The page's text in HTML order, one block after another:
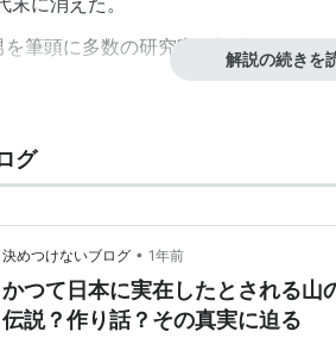
を筆頭に多数の研究家が調査をして
サンカの子孫」を自称し、その一族
は「風の王国」でケンシ*1という一族
材し創作されたサンカを登場させてい
は『骸骨の黒穂』『犬神博士
「世間師(ショケンシ)」という呼称
解説の続きを
グ
決めつけないブログ • 1年前
かつて日本に実在したとされる山
伝説？作り話？その真実に迫る